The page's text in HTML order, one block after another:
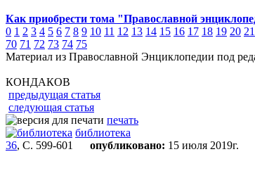
Как приобрести тома "Православной
0 1 2 3 4 5 6 7 8 9 10 11 12 13 14 15 16 17 18 19 20 21
70 71 72 73 74 75
Материал из Православной Энциклопедии под
КОНДАКОВ
предыдущая статья
следующая статья
печать
библиотека
36, С. 599-601 опубликовано: 15 июля 2019г.